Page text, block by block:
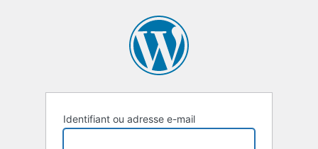
Identifiant ou adresse e-mail